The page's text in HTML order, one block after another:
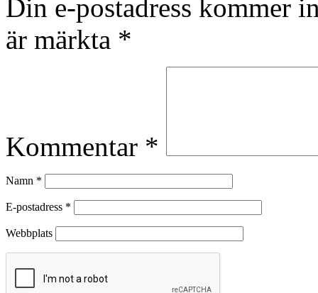
Din e-postadress kommer
är märkta *
Kommentar *
Namn *
E-postadress *
Webbplats